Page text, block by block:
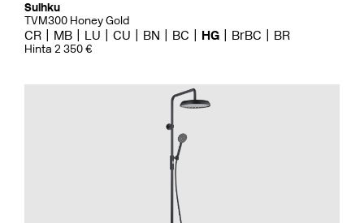
Suihku
TVM300 Honey Gold
CR MB LU CU BN BC HG BrBC BR
Hinta 2 350 €